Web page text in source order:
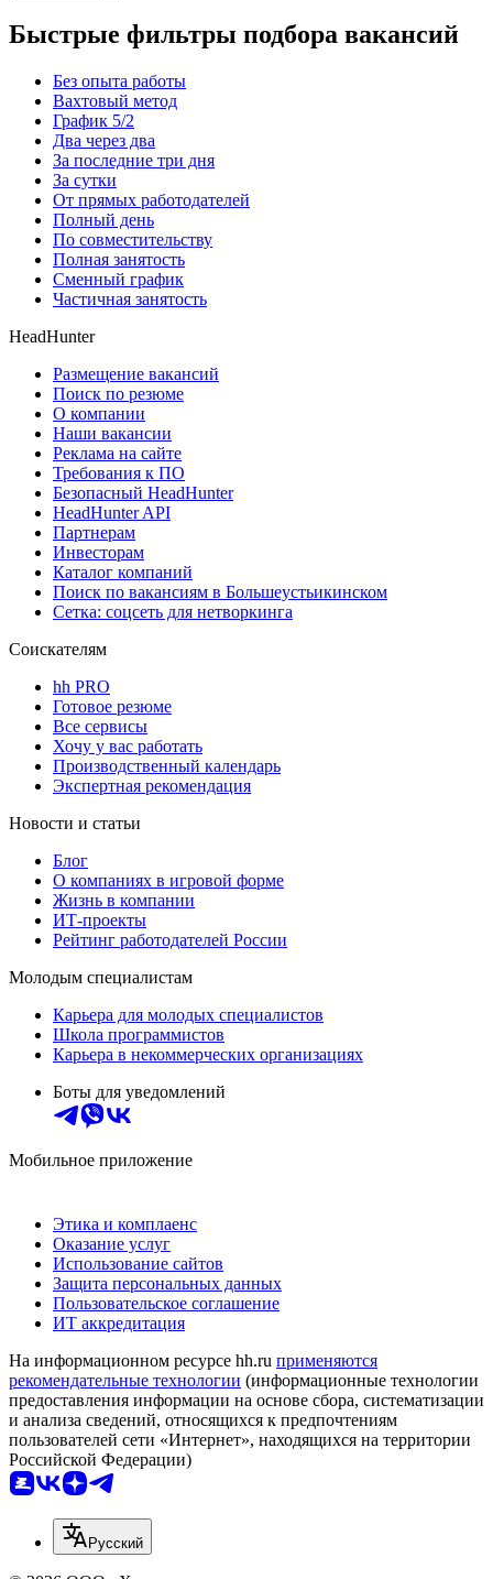
Быстрые фильтры подбора вакансий
Без опыта работы
Вахтовый метод
График 5/2
Два через два
За последние три дня
За сутки
От прямых работодателей
Полный день
По совместительству
Полная занятость
Сменный график
Частичная занятость
HeadHunter
Размещение вакансий
Поиск по резюме
О компании
Наши вакансии
Реклама на сайте
Требования к ПО
Безопасный HeadHunter
HeadHunter API
Партнерам
Инвесторам
Каталог компаний
Поиск по вакансиям в Большеустьикинском
Сетка: соцсеть для нетворкинга
Соискателям
hh PRO
Готовое резюме
Все сервисы
Хочу у вас работать
Производственный календарь
Экспертная рекомендация
Новости и статьи
Блог
О компаниях в игровой форме
Жизнь в компании
ИТ-проекты
Рейтинг работодателей России
Молодым специалистам
Карьера для молодых специалистов
Школа программистов
Карьера в некоммерческих организациях
Боты для уведомлений
Мобильное приложение
Этика и комплаенс
Оказание услуг
Использование сайтов
Защита персональных данных
Пользовательское соглашение
ИТ аккредитация
На информационном ресурсе hh.ru применяются
рекомендательные технологии (информационные технологии
предоставления информации на основе сбора, систематизации
и анализа сведений, относящихся к предпочтениям
пользователей сети «Интернет», находящихся на территории
Российской Федерации)
Русский